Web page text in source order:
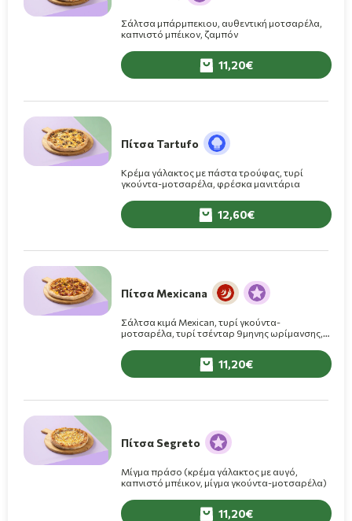
Σάλτσα μπάρμπεκιου, αυθεντική μοτσαρέλα,
καπνιστό μπέικον, ζαμπόν
11,20
Πίτσα Tartufo
Κρέμα γάλακτος με πάστα τρούφας, τυρί
γκούντα-μοτσαρέλα, φρέσκα μανιτάρια
12,60
Πίτσα Mexicana
Σάλτσα κιμά Mexican, τυρί γκούντα-
μοτσαρέλα, τυρί τσένταρ 9μηνης ωρίμανσης,
cheese, σος BBQ
11,20
Πίτσα Segreto
Μίγμα πράσο (κρέμα γάλακτος με αυγό,
καπνιστό μπέικον, μίγμα γκούντα-μοτσαρέλα)
11,20